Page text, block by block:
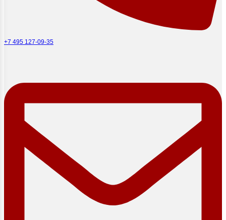
+7 495 127-09-35